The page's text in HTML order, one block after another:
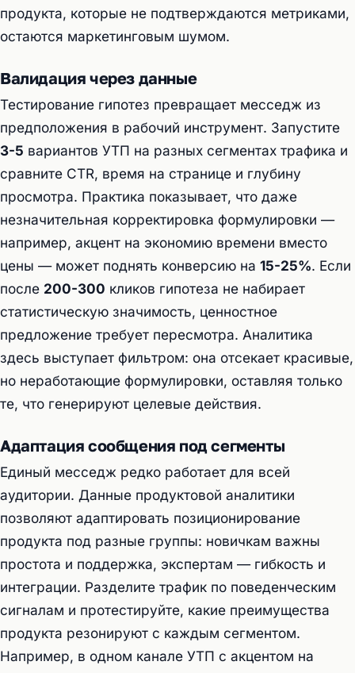
продукта, которые не подтверждаются метриками,
остаются маркетинговым шумом.
Валидация через данные
Тестирование гипотез превращает месседж из
предположения в рабочий инструмент. Запустите
3-5 вариантов УТП на разных сегментах трафика и
сравните CTR, время на странице и глубину
просмотра. Практика показывает, что даже
незначительная корректировка формулировки —
например, акцент на экономию времени вместо
цены — может поднять конверсию на 15-25%. Если
после 200-300 кликов гипотеза не набирает
статистическую значимость, ценностное
предложение требует пересмотра. Аналитика
здесь выступает фильтром: она отсекает красивые,
но неработающие формулировки, оставляя только
те, что генерируют целевые действия.
Адаптация сообщения под сегменты
Единый месседж редко работает для всей
аудитории. Данные продуктовой аналитики
позволяют адаптировать позиционирование
продукта под разные группы: новичкам важны
простота и поддержка, экспертам — гибкость и
интеграции. Разделите трафик по поведенческим
сигналам и протестируйте, какие преимущества
продукта резонируют с каждым сегментом.
Например, в одном канале УТП с акцентом на